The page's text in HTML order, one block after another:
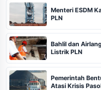
Menteri ESDM
PLN
Bahlil dan
Listrik PLN
Pemerintah
Atasi Krisis